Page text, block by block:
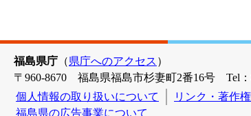
福島県庁 （県庁へのアクセス ）
〒960-8670 福島県福島市杉妻町2番16号 Tel：
個人情報の取り扱いについて
リンク・著作
福島県の広告事業について